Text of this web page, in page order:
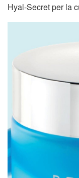
Hyal-Secret per la